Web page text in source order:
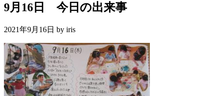
9月16日 今日の出来事
2021年9月16日 by iris